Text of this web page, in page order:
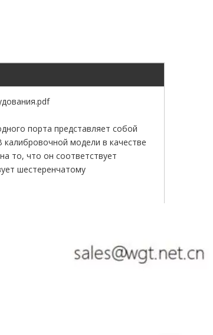
порта представляет собой
модели в качестве
то, что он соответствует
шестеренчатому